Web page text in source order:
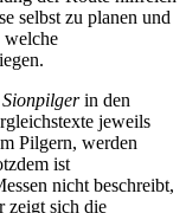
selbst zu planen und
welche
in den
jeweils
Pilgern, werden
ist
nicht beschreibt,
zeigt sich die